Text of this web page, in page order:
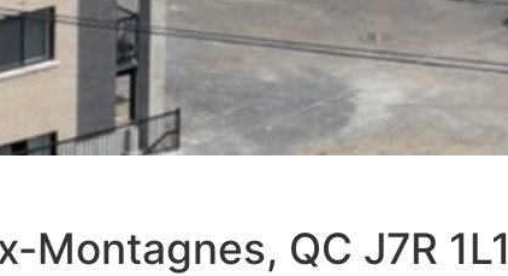
Montagnes, QC J7R 1L1